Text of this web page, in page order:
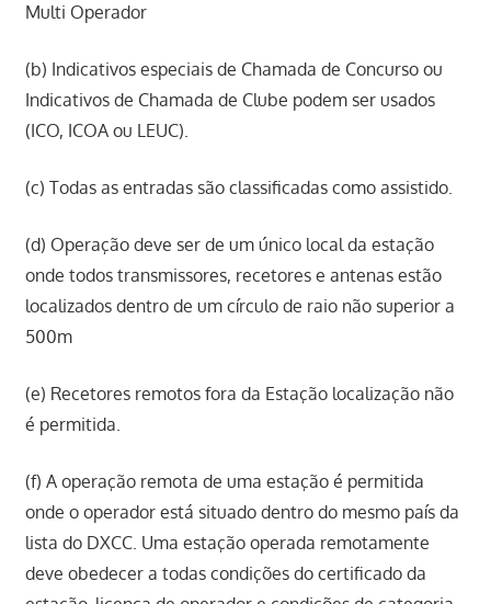
Multi Operador
(b) Indicativos especiais de Chamada de Concurso ou
Indicativos de Chamada de Clube podem ser usados
(ICO, ICOA ou LEUC).
(c) Todas as entradas são classificadas como assistido.
(d) Operação deve ser de um único local da estação
onde todos transmissores, recetores e antenas estão
localizados dentro de um círculo de raio não superior a
500m
(e) Recetores remotos fora da Estação localização não
é permitida.
(f) A operação remota de uma estação é permitida
onde o operador está situado dentro do mesmo país da
lista do DXCC. Uma estação operada remotamente
deve obedecer a todas condições do certificado da